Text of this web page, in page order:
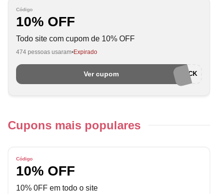
Código
10% OFF
Todo site com cupom de 10% OFF
474 pessoas usaram Expirado
Ver cupom WELCOMECK
Cupons mais populares
Código
10% OFF
10% 0FF em todo o site